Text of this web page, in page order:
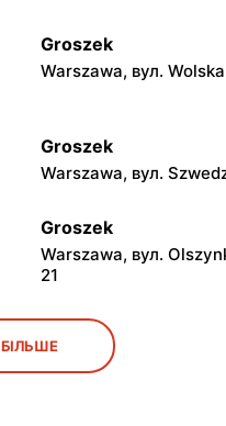
Groszek
Warszawa, вул. Wolska
Groszek
Warszawa, вул.
Groszek
Warszawa, вул.
21
Groszek
Babice Nowe, вул.
БІЛЬШЕ